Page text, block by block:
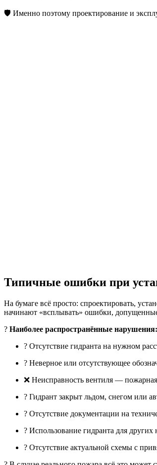
🛡 Именно поэтому проектирование и
Типичные ошибки при
На бумаге всё просто: спроектировать,
начинают «всплывать» ошибки,
? Наиболее распространённые нарушения:
? Отсутствие гидранта на нужном
? Неверное или отсутствующее
❌ Неисправность вентиля —
? Гидрант закрыт льдом, снегом или
? Отсутствие документации на
? Использование гидранта для
? Отсутствие актуальной схемы с